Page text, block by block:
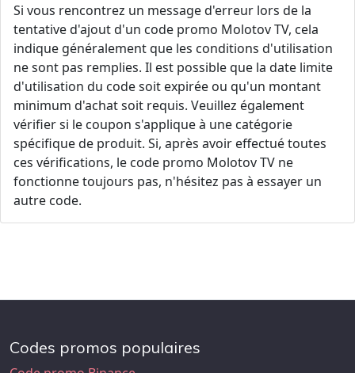
Si vous rencontrez un message d'erreur lors de la
tentative d'ajout d'un code promo Molotov TV, cela
indique généralement que les conditions d'utilisation
ne sont pas remplies. Il est possible que la date limite
d'utilisation du code soit expirée ou qu'un montant
minimum d'achat soit requis. Veuillez également
vérifier si le coupon s'applique à une catégorie
spécifique de produit. Si, après avoir effectué toutes
ces vérifications, le code promo Molotov TV ne
fonctionne toujours pas, n'hésitez pas à essayer un
autre code.
Codes promos populaires